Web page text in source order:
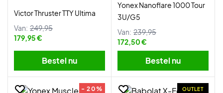
Victor Thruster TTY Ultima
Van: 249,95
179,95 €
Bestel nu
Yonex Nanoflare 1000 Tour
3U/G5
Van: 239,95
172,50 €
Bestel nu
- 20% OUTLET